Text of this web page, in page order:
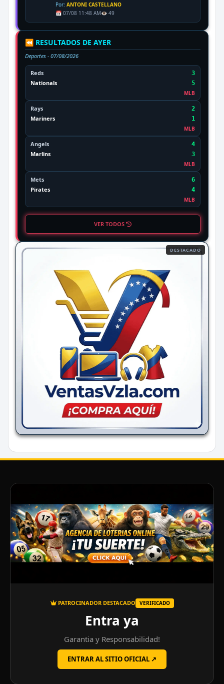
Por: ANTONI CASTELLANO
📅 07/08 11:48 AM👁️ 49
⏪ RESULTADOS DE AYER
Deportes - 07/08/2026
Reds 3
Nationals
5
MLB
Rays 2
Mariners
1
MLB
Angels 4
Marlins
3
MLB
Mets 6
Pirates
4
MLB
VER TODOS
DESTACADO
PATROCINADOR DESTACADO VERIFICADO
Entra ya
Garantia y Responsabilidad!
ENTRAR AL SITIO OFICIAL ↗